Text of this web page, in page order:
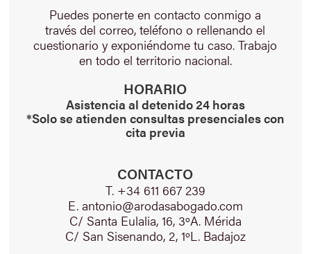
Puedes ponerte en contacto conmigo a
través del correo, teléfono o rellenando el
cuestionario y exponiéndome tu caso. Trabajo
en todo el territorio nacional.
HORARIO
Asistencia al detenido 24 horas
*Solo se atienden consultas presenciales con
cita previa
CONTACTO
T. +34 611 667 239
E. antonio@arodasabogado.com
C/ Santa Eulalia, 16, 3ºA. Mérida
C/ San Sisenando, 2, 1ºL. Badajoz